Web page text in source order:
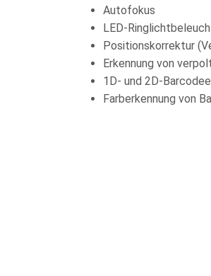
Autofokus
LED-
Positionskorrektur
Erkennung von
1D- und 2D-
Farberkennung von